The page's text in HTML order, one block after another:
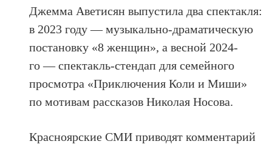
Джемма Аветисян выпустила два спектакля:
в 2023 году — музыкально-драматическую
постановку «8 женщин», а весной 2024-
го — спектакль-стендап для семейного
просмотра «Приключения Коли и Миши»
по мотивам рассказов Николая Носова.
Красноярские СМИ приводят комментарий